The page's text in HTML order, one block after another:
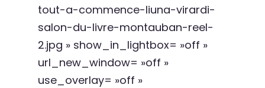
tout-a-commence-liuna-virardi-
salon-du-livre-montauban-reel-
2.jpg » show_in_lightbox= »off »
url_new_window= »off »
use_overlay= »off »